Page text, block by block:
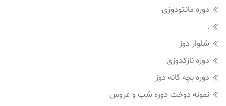
دوره مانتودوزی
.
شلوار دوز
دوره نازکدوزی
دوره بچه گانه دوز
نمونه دوخت دوره شب و عروس